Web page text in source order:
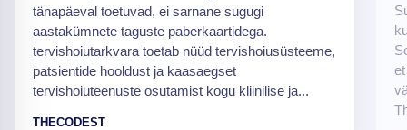
tänapäeval toetuvad, ei sarnane sugugi
aastakümnete taguste paberkaartidega.
tervishoiutarkvara toetab nüüd tervishoiusüsteeme,
patsientide hooldust ja kaasaegset
tervishoiuteenuste osutamist kogu kliinilise ja...
THECODEST